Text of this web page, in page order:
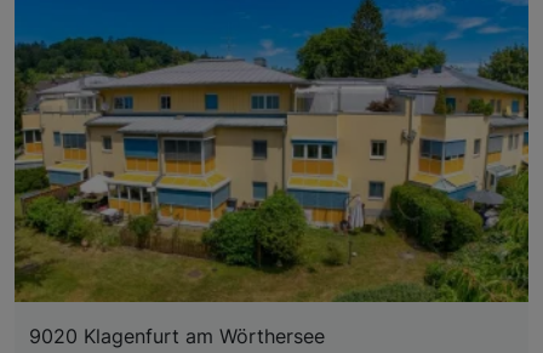
9020 Klagenfurt am Wörthersee